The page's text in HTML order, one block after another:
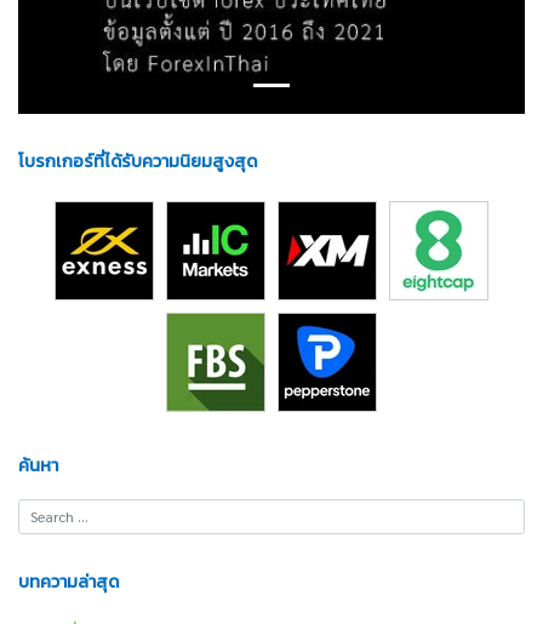
โบรกเกอร์ที่ได้รับความนิยมสูงสุด
ค้นหา
บทความล่าสุด